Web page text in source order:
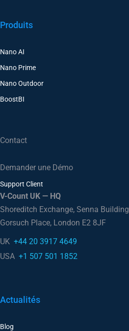
Produits
Nano AI
Nano Prime
Nano Outdoor
BoostBI
Contact
Demander une Démo
Support Client
V-Count UK — HQ
Shoreditch Exchange, Senna Building
Gorsuch Place, London E2 8JF
UK +44 20 3917 4649
USA +1 507 501 1852
Actualités
Blog